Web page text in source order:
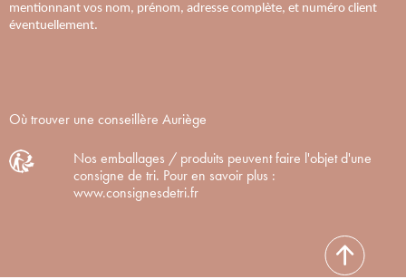
mentionnant vos nom, prénom, adresse complète, et numéro client
éventuellement.
Où trouver une conseillère Auriège
Nos emballages / produits peuvent faire l'objet d'une
consigne de tri. Pour en savoir plus :
www.consignesdetri.fr